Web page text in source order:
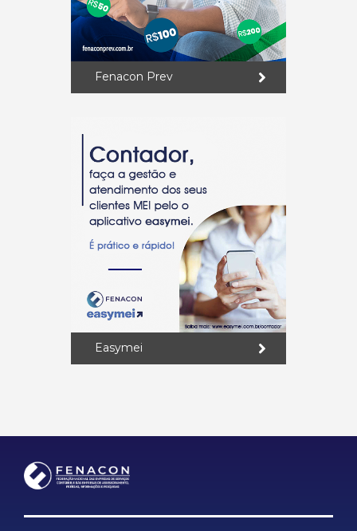
Fenacon Prev
Easymei